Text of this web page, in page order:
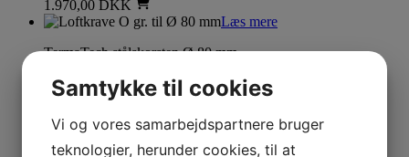
1.970,00 DKK
Læs mere
TermaTech stålskorsten Ø 80 mm
Loftkrave O gr. til Ø 80 mm
290,00 DKK
Samtykke til cookies
Vi og vores samarbejdspartnere bruger
teknologier, herunder cookies, til at